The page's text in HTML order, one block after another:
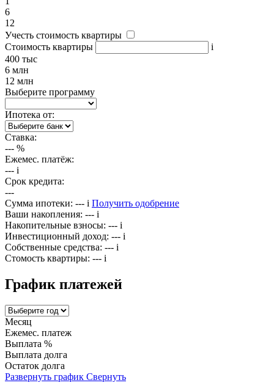
6
12
Учесть стоимость квартиры
Стоимость квартиры
i
400 тыс
6 млн
12 млн
Выберите программу
Ипотека от:
Ставка:
--- %
Ежемес. платёж:
--- i
Срок кредита:
---
Сумма ипотеки: --- i Получить одобрение
Ваши накопления: --- i
Накопительные взносы: --- i
Инвестиционный доход: --- i
Собственные средства: --- i
Стомость квартиры: --- i
График платежей
Месяц
Ежемес. платеж
Выплата %
Выплата долга
Остаток долга
Развернуть график Свернуть